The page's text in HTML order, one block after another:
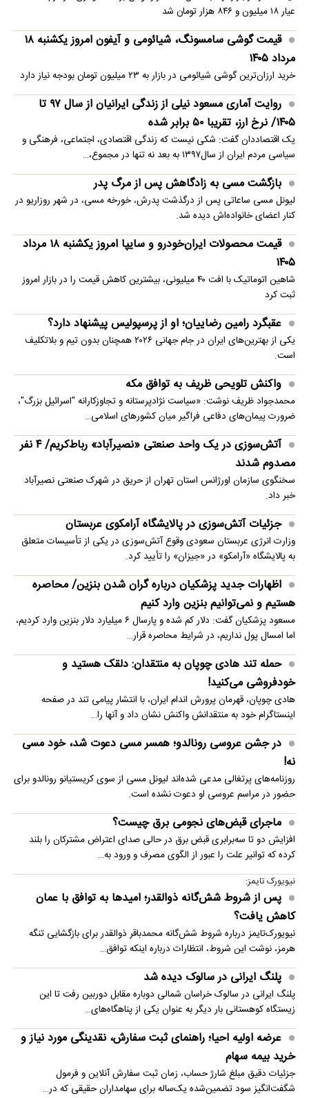
عیار ۱۸ میلیون و ۸۴۶ هزار تومان شد
قیمت گوشی سامسونگ، شیائومی و آیفون امروز یکشنبه ۱۸
مرداد ۱۴۰۵
خرید ارزان‌ترین گوشی شیائومی در بازار به ۲۳ میلیون تومان بودجه نیاز دارد
روایت آماری مسعود نیلی از زندگی ایرانیان از سال ۹۷ تا
۱۴۰۵/ نرخ ارز، تقریبا ۵۰ برابر شده
یک اقتصاددان گفت: شکی نیست که زندگی اقتصادی، اجتماعی، فرهنگی و
سیاسی مردم ایران از سال۱۳۹۷ به بعد نه تنها در مجموع،…
بازگشت مسی به زادگاهش پس از مرگ پدر
لیونل مسی ساعاتی پس از درگذشت پدرش، خورخه مسی، در شهر روزاریو در
کنار اعضای خانواده‌اش دیده شد.
قیمت محصولات ایران‌خودرو و سایپا امروز یکشنبه ۱۸ مرداد
۱۴۰۵
شاهین اتوماتیک با افت ۴۰ میلیونی، بیشترین کاهش قیمت را در بازار امروز
ثبت کرد
عقبگرد رامین رضاییان؛ او از پرسپولیس پیشنهاد دارد؟
یکی از بهترین‌های ایران در جام جهانی ۲۰۲۶ همچنان بدون تیم و بلاتکلیف
است.
واکنش تلویحی ظریف به توافق مکه
محمدجواد ظریف نوشت: «سیاست نژادپرستانه و تجاوزکارانه "اسرائیل بزرگ"،
ضرورت پیمان‌های دفاعی فراگیر میان کشورهای اسلامی…
آتش‌سوزی در یک واحد صنعتی «نصیرآباد» رباط‌کریم/ ۴ نفر
مصدوم شدند
سخنگوی سازمان اورژانس استان تهران از حریق در شهرک صنعتی نصیرآباد
خبر داد.
جزئیات آتش‌سوزی در پالایشگاه آرامکوی عربستان
وزارت انرژی عربستان سعودی وقوع آتش‌سوزی در یکی از تأسیسات متعلق
به پالایشگاه «آرامکو» در «جیزان» را تأیید کرد.
اظهارات جدید پزشکیان درباره گران شدن بنزین/ محاصره
هستیم و نمی‌توانیم بنزین وارد کنیم
مسعود پزشکیان گفت: دلار کم شده و پارسال ۶ میلیارد دلار بنزین وارد کردیم،
اما امسال پول نداریم، در شرایط محاصره قرار…
حمله تند هادی چوپان به منتقدان: دلقک هستید و
خودفروشی می‌کنید!
هادی چوپان، قهرمان پرورش اندام ایران، با انتشار پیامی تند در صفحه
اینستاگرام خود به منتقدانش واکنش نشان داد و آنها را…
در جشن عروسی رونالدو؛ همسر مسی دعوت شد، خود مسی
نه!
روزنامه‌های پرتغالی مدعی شده‌اند لیونل مسی از سوی کریستیانو رونالدو برای
حضور در مراسم عروسی او دعوت نشده است.
ماجرای قبض‌های نجومی برق چیست؟
افزایش دو تا سه‌برابری قبض برق در حالی صدای اعتراض مشترکان را بلند
کرده که توانیر علت را عبور از الگوی مصرف و ورود به…
نیویورک تایمز:
پس از شروط شش‌گانه ذوالقدر؛ امیدها به توافق با عمان
کاهش یافت؟
نیویورک‌تایمز درباره شروط شش‌گانه محمدباقر ذوالقدر برای بازگشایی تنگه
هرمز، نوشت این شروط، انتظارات درباره اینکه توافق…
پلنگ ایرانی در سالوک دیده شد
پلنگ ایرانی در سالوک خراسان شمالی دوباره مقابل دوربین رفت تا این
زیستگاه کوهستانی بار دیگر به عنوان یکی از پناهگاه‌های…
عرضه اولیه احیا؛ راهنمای ثبت سفارش، نقدینگی مورد نیاز و
خرید بیمه سهام
جزئیات دقیق مبلغ شارژ حساب، زمان ثبت سفارش آنلاین و فرمول
شگفت‌انگیز سود تضمین‌شده یک‌ساله برای سهامداران حقیقی که در…